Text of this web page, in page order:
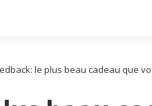
le plus beau cadeau que